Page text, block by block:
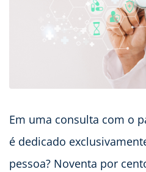
Em uma consulta com o
é dedicado
pessoa? Noventa por